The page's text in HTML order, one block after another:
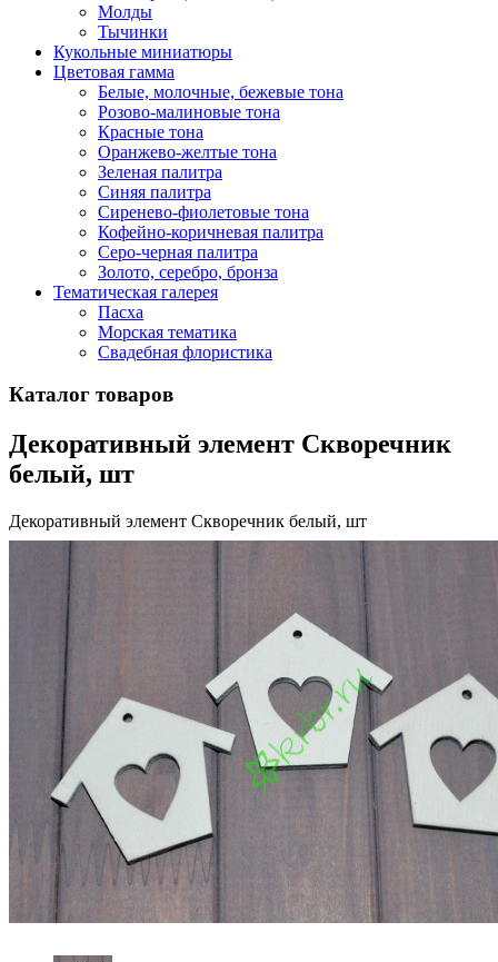
Молды
Тычинки
Кукольные миниатюры
Цветовая гамма
Белые, молочные, бежевые тона
Розово-малиновые тона
Красные тона
Оранжево-желтые тона
Зеленая палитра
Синяя палитра
Сиренево-фиолетовые тона
Кофейно-коричневая палитра
Серо-черная палитра
Золото, серебро, бронза
Тематическая галерея
Пасха
Морская тематика
Свадебная флористика
Каталог товаров
Декоративный элемент Скворечник
белый, шт
Декоративный элемент Скворечник белый, шт